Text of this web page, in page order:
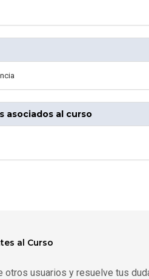
asociados al curso
al Curso
otros usuarios y resuelve tus